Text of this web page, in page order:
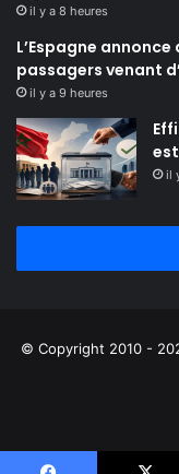
il y a 8 heures
L’Espagne
passagers venant
il y a 9 heures
il
© Copyright 2010 -